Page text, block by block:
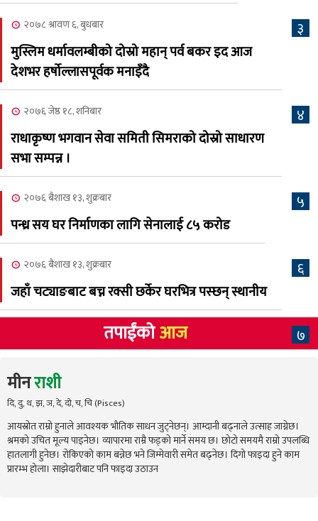
२०८३ श्रावण २, शनिबार
८
क्यालगरी नेपाली मेलाको
अस्मिताको बेजोड प्रस्तुती रहने
३
२०७८ श्रावण ६, बुधबार
मुस्लिम धर्मावलम्बीको दोस्रो महान् पर्व बकर इद आज
देशभर हर्षोल्लासपूर्वक मनाइँदै
४
२०७६ जेष्ठ १८, शनिबार
राधाकृष्ण भगवान सेवा समिती सिमराको दोस्रो साधारण
सभा सम्पन्न ।
५
२०७६ बैशाख १३, शुक्रबार
पन्ध्र सय घर निर्माणका लागि सेनालाई ८५ करोड
६
२०७६ बैशाख १३, शुक्रबार
जहाँ चट्याङबाट बच्न रक्सी छर्केर घरभित्र पस्छन् स्थानीय
७
तपाईंकोआज
मीनराशी
दि, दु, थ, झ, ञ, दे, दो, च, चि (Pisces)
आयस्रोत राम्रो हुनाले आवश्यक भौतिक साधन जुट्नेछन्। आम्दानी बढ्नाले उत्साह जाग्नेछ।
श्रमको उचित मूल्य पाइनेछ। व्यापारमा राम्रै फड्को मार्ने समय छ। छोटो समयमै राम्रो उपलब्धि
हातलागी हुनेछ। रोकिएको काम बन्नेछ भने जिम्मेवारी समेत बढ्नेछ। दिगो फाइदा हुने काम
प्रारम्भ होला। साझेदारीबाट पनि फाइदा उठाउन